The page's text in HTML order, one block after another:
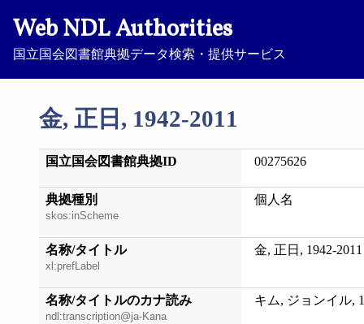
Web NDL Authorities
国立国会図書館典拠データ検索・提供サービス
金, 正日, 1942-2011
国立国会図書館典拠ID 00275626
典拠種別
skos:inScheme
個人名
名称/タイトル
xl:prefLabel
金, 正日, 1942-2011
名称/タイトルのカナ読み
ndl:transcription@ja-Kana
キム, ジョンイル,